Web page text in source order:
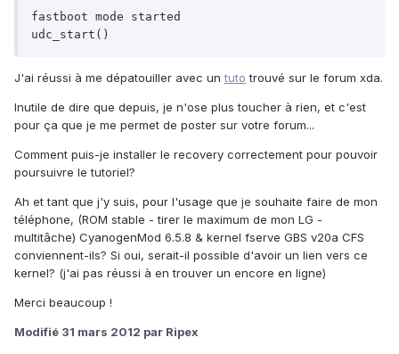
fastboot mode started
J'ai réussi à me dépatouiller avec untuto trouvé sur le forum xda.
Inutile de dire que depuis, je n'ose plus toucher à rien, et c'est
pour ça que je me permet de poster sur votre forum...
Comment puis-je installer le recovery correctement pour pouvoir
poursuivre le tutoriel?
Ah et tant que j'y suis, pour l'usage que je souhaite faire de mon
téléphone, (ROM stable - tirer le maximum de mon LG -
multitâche) CyanogenMod 6.5.8 & kernel fserve GBS v20a CFS
conviennent-ils? Si oui, serait-il possible d'avoir un lien vers ce
kernel? (j'ai pas réussi à en trouver un encore en ligne)
Merci beaucoup !
Modifié 31 mars 2012 par Ripex